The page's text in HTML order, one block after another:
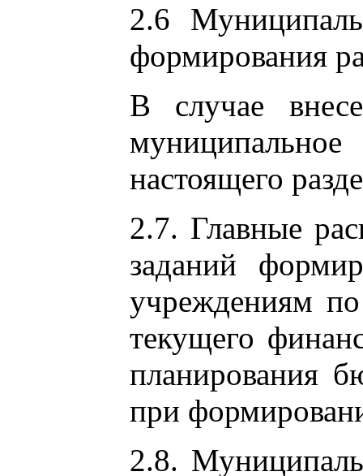
2.6
формирования
В случае
настоящего
2.7. Главные
заданий
учреждениям
текущего
планирования
при
2.8.